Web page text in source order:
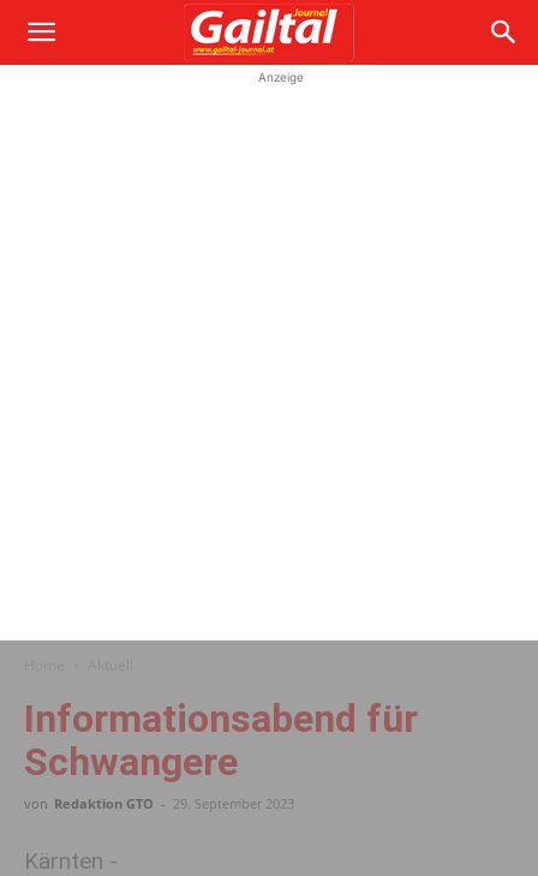
Anzeige
Informationsabend für
Schwangere
von Redaktion GTO - 29. September 2023
Kärnten -